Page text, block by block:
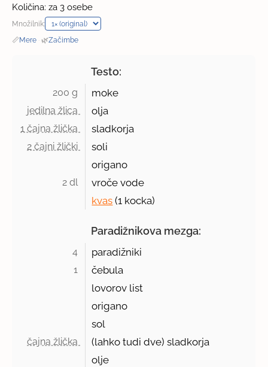
Količina: za 3 osebe
Množilnik:
📏Mere · 🌿Začimbe
Testo:
200 g moke
jedilna žlica olja
1 čajna žlička sladkorja
2 čajni žlički
soli
origano
2 dl
vroče vode
kvas (1 kocka)
Paradižnikova mezga:
4 paradižniki
1
čebula
lovorov list
origano
sol
čajna žlička
(lahko tudi dve) sladkorja
olje